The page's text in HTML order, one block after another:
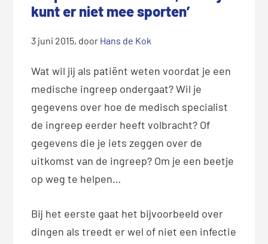
kunt er niet mee sporten’
3 juni 2015, door Hans de Kok
Wat wil jij als patiënt weten voordat je een
medische ingreep ondergaat? Wil je
gegevens over hoe de medisch specialist
de ingreep eerder heeft volbracht? Of
gegevens die je iets zeggen over de
uitkomst van de ingreep? Om je een beetje
op weg te helpen…
Bij het eerste gaat het bijvoorbeeld over
dingen als treedt er wel of niet een infectie